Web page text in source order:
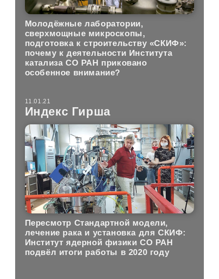
Молодёжные лаборатории,
сверхмощные микроскопы,
подготовка к строительству «СКИФ»:
почему к деятельности Института
катализа СО РАН приковано
особенное внимание?
11.01.21
Индекс Гирша
Пересмотр Стандартной модели,
лечение рака и установка для СКИФ:
Институт ядерной физики СО РАН
подвёл итоги работы в 2020 году